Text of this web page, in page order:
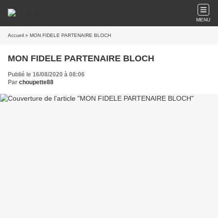
MENU
Accueil » MON FIDELE PARTENAIRE BLOCH
MON FIDELE PARTENAIRE BLOCH
Publié le 16/08/2020 à 08:06
Par choupette88